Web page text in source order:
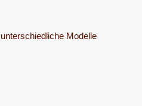
Modelle